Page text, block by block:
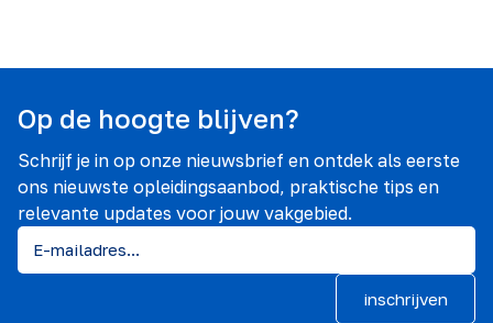
Op de hoogte blijven?
Schrijf je in op onze nieuwsbrief en ontdek als eerste
ons nieuwste opleidingsaanbod, praktische tips en
relevante updates voor jouw vakgebied.
inschrijven